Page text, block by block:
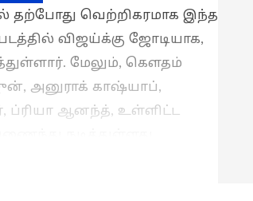
தற்போது வெற்றிகரமாக இந்த
விஜய்க்கு ஜோடியாக,
மேலும், கௌதம்
அனுராக் காஷ்யாப்,
ப்ரியா ஆனந்த், உள்ளிட்ட